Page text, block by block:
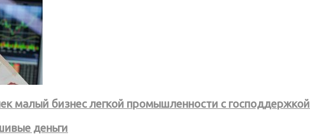
малый бизнес легкой промышленности с господдержкой
деньги